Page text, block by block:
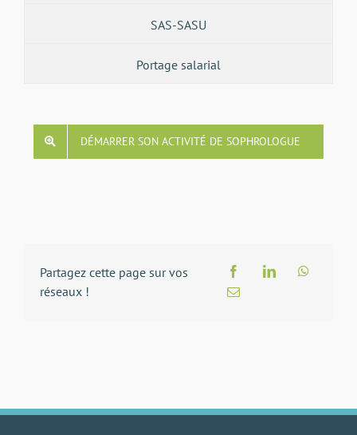
SAS-SASU
Portage salarial
DÉMARRER SON ACTIVITÉ DE SOPHROLOGUE
Partagez cette page sur vos
réseaux !